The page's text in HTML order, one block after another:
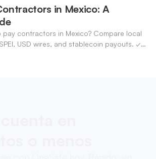
in Mexico: A
contractors in Mexico? Compare local
USD wires, and stablecoin payouts. ✓